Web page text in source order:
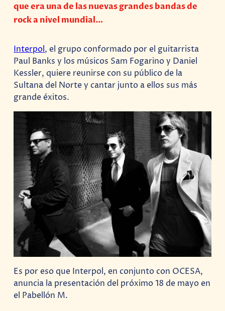
que era una de las nuevas grandes bandas de
rock a nivel mundial…
Interpol, el grupo conformado por el guitarrista
Paul Banks y los músicos Sam Fogarino y Daniel
Kessler, quiere reunirse con su público de la
Sultana del Norte y cantar junto a ellos sus más
grande éxitos.
Es por eso que Interpol, en conjunto con OCESA,
anuncia la presentación del próximo 18 de mayo en
el Pabellón M.